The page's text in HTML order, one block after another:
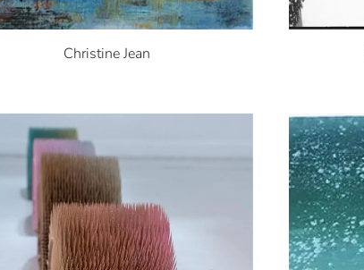
Christine Jean